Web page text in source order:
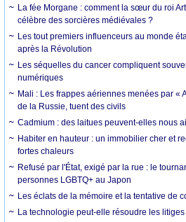
La fée Morgane : comment la sœur du roi
célèbre des sorcières médiévales ?
Les tout premiers influenceurs au monde
après la Révolution
Les séquelles du cancer compliquent
numériques
Mali : Les frappes aériennes menées par «
de la Russie, tuent des civils
Cadmium : des laitues peuvent-elles nous
Habiter en hauteur : un immobilier cher et
fortes chaleurs
Refusé par l'État, exigé par la rue : le
personnes LGBTQ+ au Japon
Les éclats de la mémoire et la tentative de
La technologie peut-elle résoudre les